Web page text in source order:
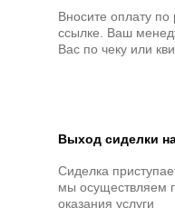
Вносите оплату
ссылке. Ваш
Вас по чеку или
Выход сиделки
Сиделка
мы осуществляем
оказания услуги